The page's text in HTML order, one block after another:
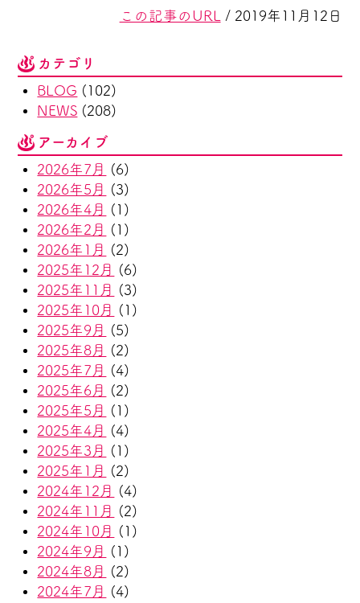
この記事のURL / 2019年11月12日
カテゴリ
BLOG (102)
NEWS (208)
アーカイブ
2026年7月
(6)
2026年5月
(3)
2026年4月
(1)
2026年2月
(1)
2026年1月
(2)
2025年12月
(6)
2025年11月
(3)
2025年10月
(1)
2025年9月
(5)
2025年8月
(2)
2025年7月
(4)
2025年6月
(2)
2025年5月
(1)
2025年4月
(4)
2025年3月
(1)
2025年1月
(2)
2024年12月
(4)
2024年11月
(2)
2024年10月
(1)
2024年9月
(1)
2024年8月
(2)
2024年7月
(4)